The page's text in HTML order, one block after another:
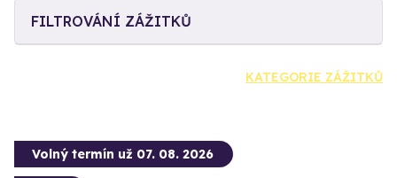
FILTROVÁNÍ ZÁŽITKŮ
KATEGORIE ZÁŽITKŮ
Volný termín už 07. 08. 2026